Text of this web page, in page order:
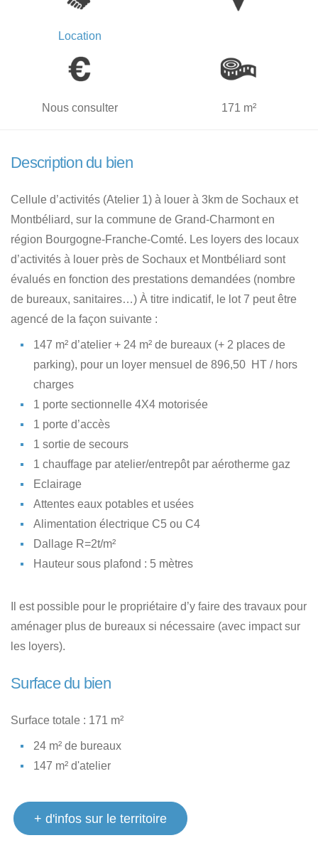
Location
Nous consulter 171 m²
Description du bien
Cellule d’activités (Atelier 1) à louer à 3km de Sochaux et
Montbéliard, sur la commune de Grand-Charmont en
région Bourgogne-Franche-Comté. Les loyers des locaux
d’activités à louer près de Sochaux et Montbéliard sont
évalués en fonction des prestations demandées (nombre
de bureaux, sanitaires…) À titre indicatif, le lot 7 peut être
agencé de la façon suivante :
147 m² d’atelier + 24 m² de bureaux (+ 2 places de
parking), pour un loyer mensuel de 896,50  HT / hors
charges
1 porte sectionnelle 4X4 motorisée
1 porte d’accès
1 sortie de secours
1 chauffage par atelier/entrepôt par aérotherme gaz
Eclairage
Attentes eaux potables et usées
Alimentation électrique C5 ou C4
Dallage R=2t/m²
Hauteur sous plafond : 5 mètres
Il est possible pour le propriétaire d’y faire des travaux pour
aménager plus de bureaux si nécessaire (avec impact sur
les loyers).
Surface du bien
Surface totale : 171 m²
24 m² de bureaux
147 m² d'atelier
+ d'infos sur le territoire